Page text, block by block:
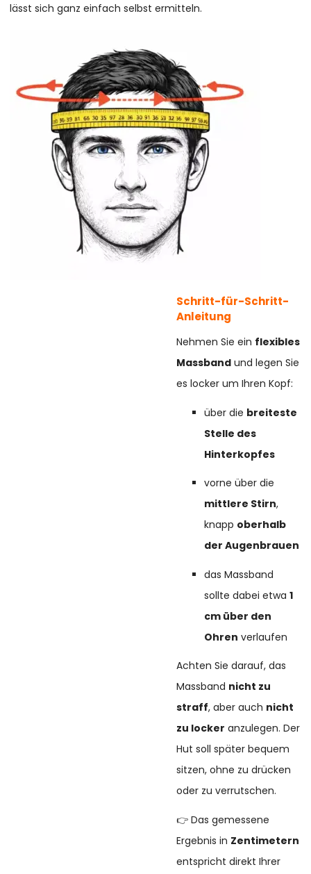
lässt sich ganz einfach selbst ermitteln.
Schritt-für-Schritt-
Anleitung
Nehmen Sie ein flexibles
Massband und legen Sie
es locker um Ihren Kopf:
über die breiteste
Stelle des
Hinterkopfes
vorne über die
mittlere Stirn,
knapp oberhalb
der Augenbrauen
das Massband
sollte dabei etwa1
cm über den
Ohren verlaufen
Achten Sie darauf, das
Massband nicht zu
straff, aber auch nicht
zu locker anzulegen. Der
Hut soll später bequem
sitzen, ohne zu drücken
oder zu verrutschen.
👉 Das gemessene
Ergebnis in Zentimetern
entspricht direkt Ihrer